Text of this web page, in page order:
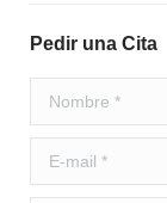
Pedir una Cita
Nombre *
E-mail *